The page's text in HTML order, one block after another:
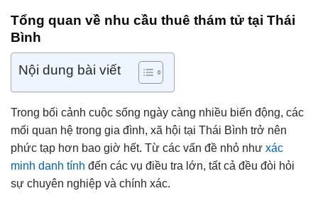
Tổng quan về nhu cầu thuê thám tử tại Thái
Bình
Nội dung bài viết
Trong bối cảnh cuộc sống ngày càng nhiều biến động, các
mối quan hệ trong gia đình, xã hội tại Thái Bình trở nên
phức tạp hơn bao giờ hết. Từ các vấn đề nhỏ như xác
minh danh tính đến các vụ điều tra lớn, tất cả đều đòi hỏi
sự chuyên nghiệp và chính xác.